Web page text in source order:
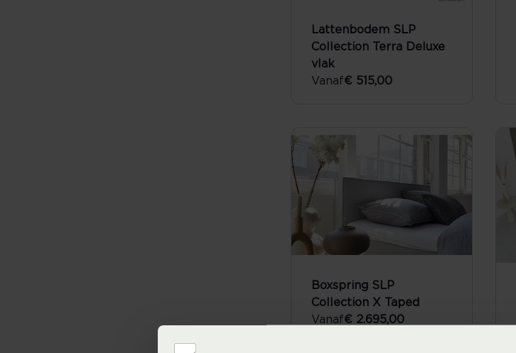
Lattenbodem SLP
Collection Terra Deluxe
vlak
Vanaf€ 515,00
Boxspring SLP
Collection X Taped
Vanaf€ 2.695,00